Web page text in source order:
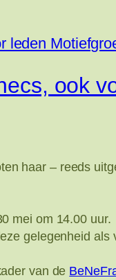
ook
haar – reeds
mei om 14.00 uur.
gelegenheid als
van de